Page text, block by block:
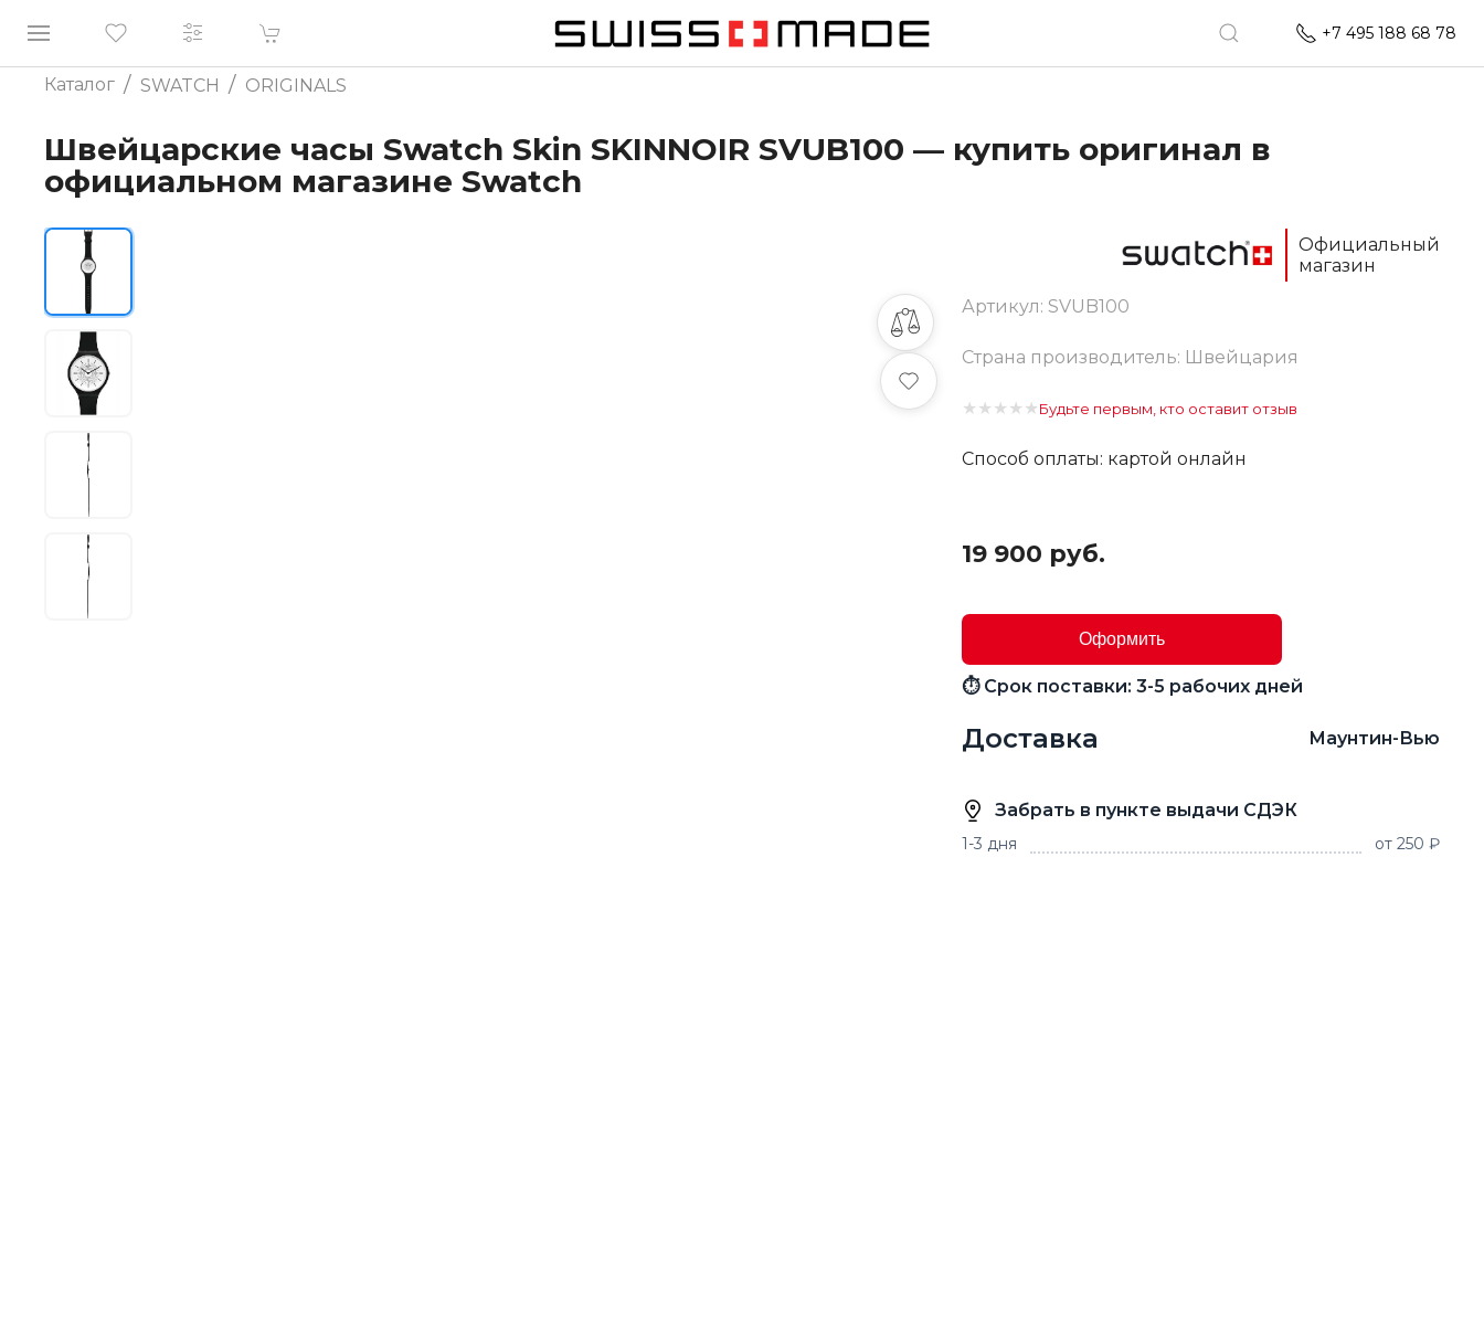
+7 495 188 68 78
Каталог / SWATCH / ORIGINALS
Швейцарские часы Swatch Skin SKINNOIR SVUB100 — купить оригинал в
официальном магазине Swatch
Официальный
магазин
Артикул: SVUB100
Страна производитель: Швейцария
★ ★ ★ ★ ★Будьте первым, кто оставит отзыв
Способ оплаты: картой онлайн
19 900 руб.
Оформить
⏱ Срок поставки: 3-5 рабочих дней
Доставка Маунтин-Вью
Забрать в пункте выдачи СДЭК
1-3 дня от 250 ₽